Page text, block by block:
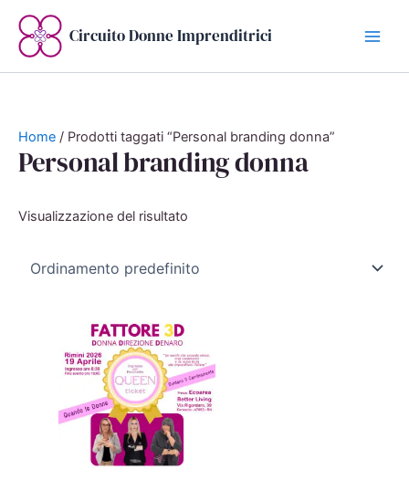
contenuto
Circuito Donne Imprenditrici
Home / Prodotti taggati “Personal branding donna”
Personal branding donna
Visualizzazione del risultato